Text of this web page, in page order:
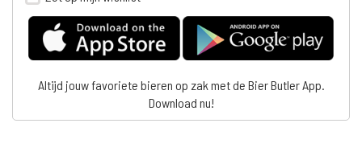
Altijd jouw favoriete bieren op zak met de Bier Butler App.
Download nu!